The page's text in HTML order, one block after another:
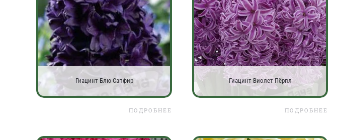
Гиацинт Блю Сапфир
ПОДРОБНЕЕ
Гиацинт Виолет Пёрпл
ПОДРОБНЕЕ